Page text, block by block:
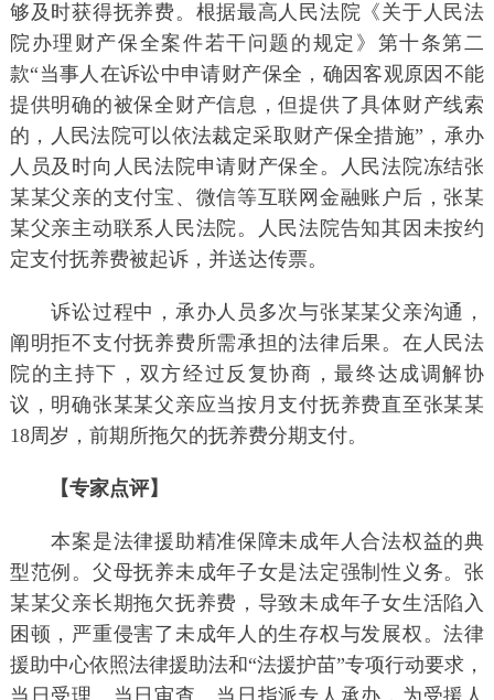
够及时获得抚养费。根据最高人民法院《关于人民法
院办理财产保全案件若干问题的规定》第十条第二
款“当事人在诉讼中申请财产保全，确因客观原因不能
提供明确的被保全财产信息，但提供了具体财产线索
的，人民法院可以依法裁定采取财产保全措施”，承办
人员及时向人民法院申请财产保全。人民法院冻结张
某某父亲的支付宝、微信等互联网金融账户后，张某
某父亲主动联系人民法院。人民法院告知其因未按约
定支付抚养费被起诉，并送达传票。
诉讼过程中，承办人员多次与张某某父亲沟通，
阐明拒不支付抚养费所需承担的法律后果。在人民法
院的主持下，双方经过反复协商，最终达成调解协
议，明确张某某父亲应当按月支付抚养费直至张某某
18周岁，前期所拖欠的抚养费分期支付。
【专家点评】
本案是法律援助精准保障未成年人合法权益的典
型范例。父母抚养未成年子女是法定强制性义务。张
某某父亲长期拖欠抚养费，导致未成年子女生活陷入
困顿，严重侵害了未成年人的生存权与发展权。法律
援助中心依照法律援助法和“法援护苗”专项行动要求，